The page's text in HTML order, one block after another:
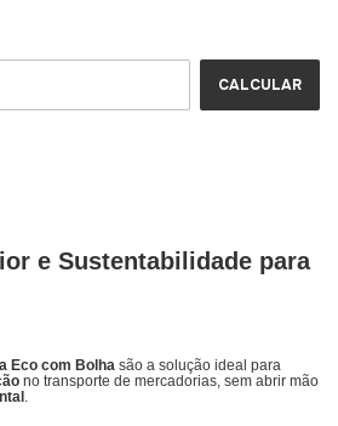
CALCULAR
e Sustentabilidade para
Eco com Bolha são a solução ideal para
no transporte de mercadorias, sem abrir mão
.